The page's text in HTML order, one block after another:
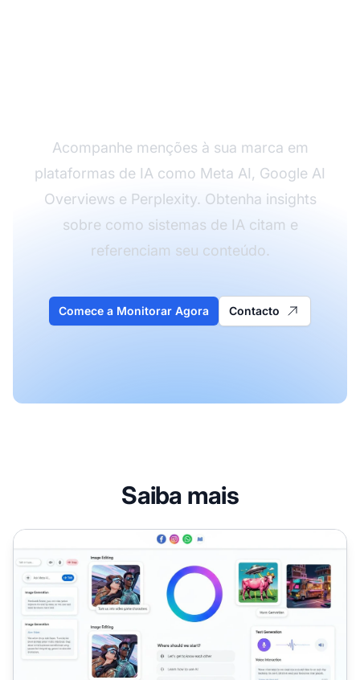
Acompanhe menções à sua marca em
plataformas de IA como Meta AI, Google AI
Overviews e Perplexity. Obtenha insights
sobre como sistemas de IA citam e
referenciam seu conteúdo.
Comece a Monitorar Agora Contacto
Saiba mais
Meta AI